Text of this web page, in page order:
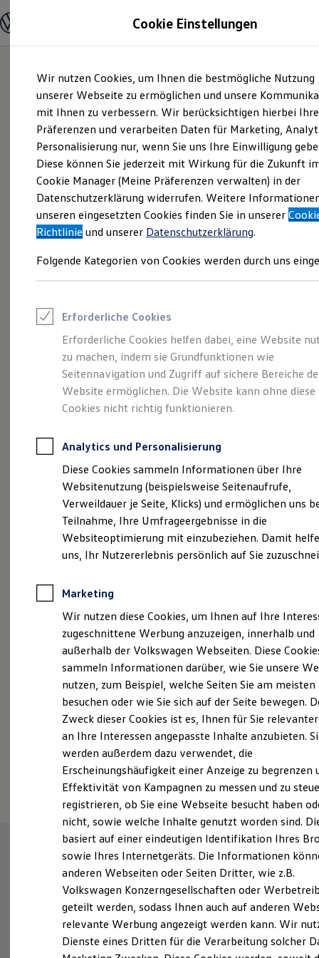
Hauptinhalt
springen
Footer
springen
Modelle und Konfigurator
Modelle vergleichen
Elektroautos
ENERGY Sondermodelle
Nutzfahrzeuge
SUV und CUV
Familienautos
Kombis
Kompaktwagen
Sportwagen
Schnell verfügbare Fahrzeuge
Angebote und Produkte
Aktuelle Angebote
E-Auto-Förderung
Volkswagen Marktplatz
Junge Gebrauchtwagen und Gebrauchtwagen
Saisonangebote
Leasing
Leasing-Angebote
Gebrauchtwagen Leasing
Junge Gebrauchtwagen-Leasing
Elektroauto Leasing
Kleinwagen-Leasing
Leasing ohne Anzahlung
Autokredit mit Schlussrate
Versicherungen und Garantien
Kfz-Versicherung
Restschuldversicherungen
Garantien
Wartungsverträge
Geschäftskunden
Professional Class bei Volkswagen
Großkunden
Behörden
Anpfiff zum Gewinn
Elektroautos
ID. Tutorials
Elektrofahrzeugkonzepte
Reichweite
Reichweite der ID. Modelle
Reichweite im Winter
Laden
Laden unterwegs
Laden Zuhause
Ladezeitensimulator
Batterie
Sicherheit
Garantie und Lebensdauer
Nachhaltigkeit
Technologie
Kosten und Kauf
Verbrauchskosten
Kaufoptionen
E-Auto-Förderung
Software und Konnektivität
Die ID. Software 6
ID. Software Versionen und Updates
Digitale Extras
Schnittstellen zu Ihrem ID.
Der ID.7 Tourer
Impressum & Rechtliches
Fahrzeugangebot anfordern
Serviceanfrage stellen
Cookie Einstellungen
Wir nutzen Cookies, um Ihnen die bestmögliche Nutzung
unserer Webseite zu ermöglichen und unsere
mit Ihnen zu verbessern. Wir berücksichtigen hierbei Ihre
Präferenzen und verarbeiten Daten für Marketing,
Personalisierung nur, wenn Sie uns Ihre Einwilligung
Diese können Sie jederzeit mit Wirkung für die Zukunft
Cookie Manager (Meine Präferenzen verwalten) in der
Datenschutzerklärung widerrufen. Weitere
unseren eingesetzten Cookies finden Sie in unserer
Richtlinie und unserer Datenschutzerklärung.
Folgende Kategorien von Cookies werden durch uns
Erforderliche Cookies
Erforderliche Cookies helfen dabei, eine Website
zu machen, indem sie Grundfunktionen wie
Seitennavigation und Zugriff auf sichere Bereiche
Website ermöglichen. Die Website kann ohne diese
Cookies nicht richtig funktionieren.
Analytics und Personalisierung
Diese Cookies sammeln Informationen über Ihre
Websitenutzung (beispielsweise Seitenaufrufe,
Verweildauer je Seite, Klicks) und ermöglichen uns
Teilnahme, Ihre Umfrageergebnisse in die
Websiteoptimierung mit einzubeziehen. Damit
uns, Ihr Nutzererlebnis persönlich auf Sie
Marketing
Wir nutzen diese Cookies, um Ihnen auf Ihre
zugeschnittene Werbung anzuzeigen, innerhalb und
außerhalb der Volkswagen Webseiten. Diese
sammeln Informationen darüber, wie Sie unsere
nutzen, zum Beispiel, welche Seiten Sie am meisten
besuchen oder wie Sie sich auf der Seite bewegen.
Zweck dieser Cookies ist es, Ihnen für Sie
an Ihre Interessen angepasste Inhalte anzubieten.
werden außerdem dazu verwendet, die
Erscheinungshäufigkeit einer Anzeige zu begrenzen
Effektivität von Kampagnen zu messen und zu
registrieren, ob Sie eine Webseite besucht haben
nicht, sowie welche Inhalte genutzt worden sind.
basiert auf einer eindeutigen Identifikation Ihres
sowie Ihres Internetgeräts. Die Informationen
anderen Webseiten oder Seiten Dritter, wie z.B.
Volkswagen Konzerngesellschaften oder
geteilt werden, sodass Ihnen auch auf anderen
relevante Werbung angezeigt werden kann. Wir
Dienste eines Dritten für die Verarbeitung solcher